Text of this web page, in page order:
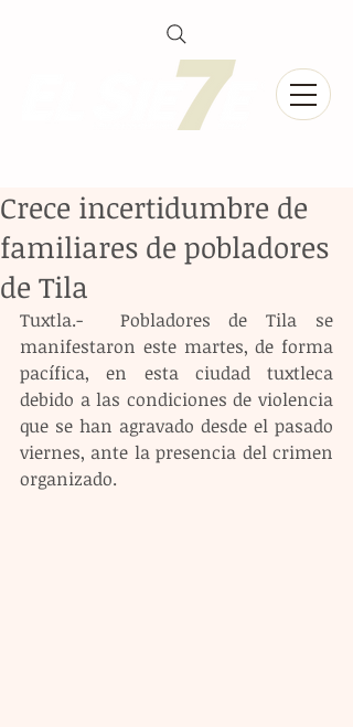
Crece incertidumbre de
familiares de pobladores
de Tila
Tuxtla.-  Pobladores de Tila se
manifestaron este martes, de forma
pacífica, en esta ciudad tuxtleca
debido a las condiciones de violencia
que se han agravado desde el pasado
viernes, ante la presencia del crimen
organizado.